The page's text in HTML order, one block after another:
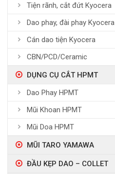
Tiện rãnh, cắt đứt Kyocera
Dao phay, đài phay Kyocera
Cán dao tiện Kyocera
CBN/PCD/Ceramic
DỤNG CỤ CẮT HPMT
Dao Phay HPMT
Mũi Khoan HPMT
Mũi Doa HPMT
MŨI TARO YAMAWA
ĐẦU KẸP DAO – COLLET